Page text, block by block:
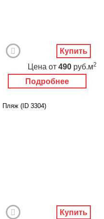
Подробнее
Цена от 490 руб.м2
Купить
Пляж (ID 3304)
Купить